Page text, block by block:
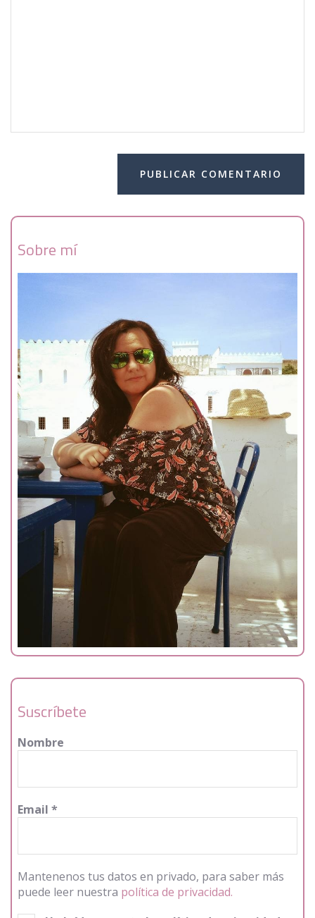
Sobre mí
Suscríbete
Nombre
Email *
Mantenenos tus datos en privado, para saber más
puede leer nuestra política de privacidad.